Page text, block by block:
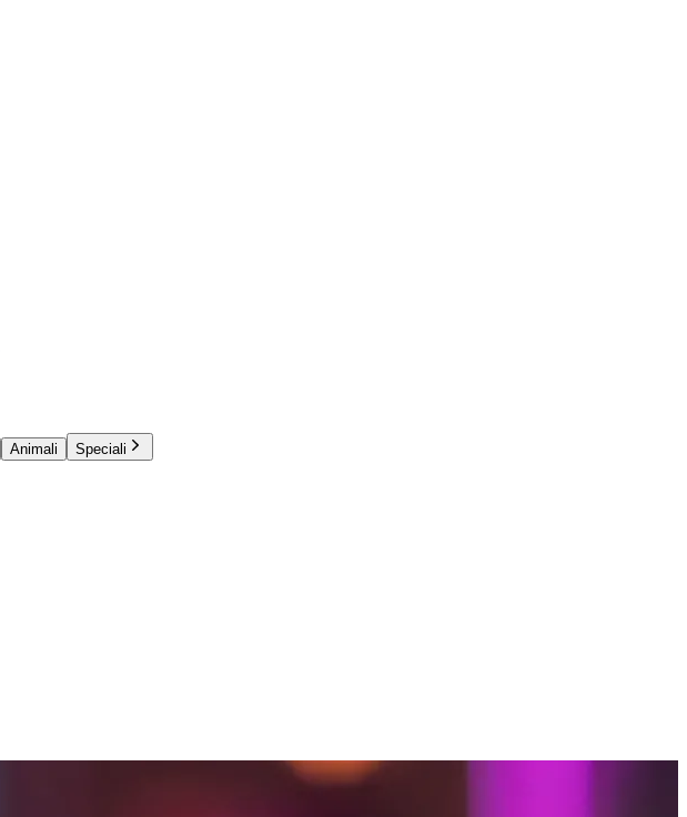
Animali
Speciali